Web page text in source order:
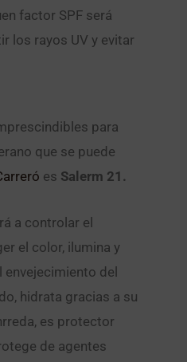
factor SPF será
los rayos UV y evitar
para
que se puede
es Salerm 21.
a controlar el
el color, ilumina y
del
hidrata gracias a su
es protector
de agentes